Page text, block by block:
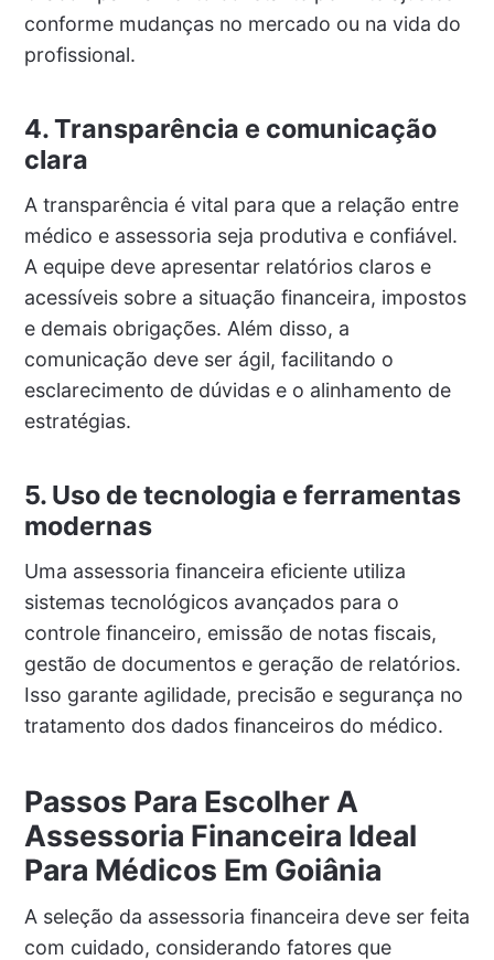
conforme mudanças no mercado ou na vida do
profissional.
4. Transparência e comunicação
clara
A transparência é vital para que a relação entre
médico e assessoria seja produtiva e confiável.
A equipe deve apresentar relatórios claros e
acessíveis sobre a situação financeira, impostos
e demais obrigações. Além disso, a
comunicação deve ser ágil, facilitando o
esclarecimento de dúvidas e o alinhamento de
estratégias.
5. Uso de tecnologia e ferramentas
modernas
Uma assessoria financeira eficiente utiliza
sistemas tecnológicos avançados para o
controle financeiro, emissão de notas fiscais,
gestão de documentos e geração de relatórios.
Isso garante agilidade, precisão e segurança no
tratamento dos dados financeiros do médico.
Passos Para Escolher A
Assessoria Financeira Ideal
Para Médicos Em Goiânia
A seleção da assessoria financeira deve ser feita
com cuidado, considerando fatores que